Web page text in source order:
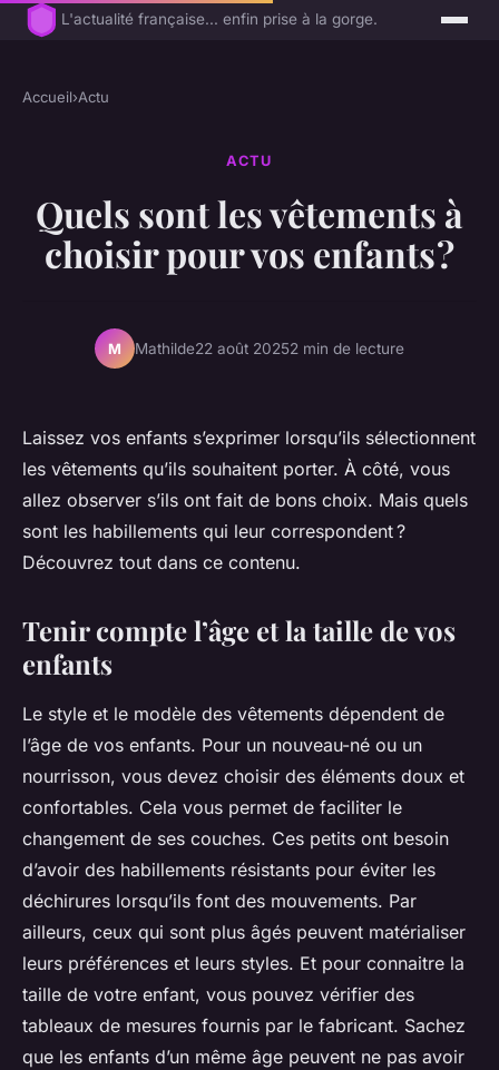
L'actualité française... enfin prise à la gorge.
Accueil›Actu
ACTU
Quels sont les vêtements à
choisir pour vos enfants ?
M Mathilde22 août 20252 min de lecture
Laissez vos enfants s’exprimer lorsqu’ils sélectionnent
les vêtements qu’ils souhaitent porter. À côté, vous
allez observer s’ils ont fait de bons choix. Mais quels
sont les habillements qui leur correspondent ?
Découvrez tout dans ce contenu.
Tenir compte l’âge et la taille de vos
enfants
Le style et le modèle des vêtements dépendent de
l’âge de vos enfants. Pour un nouveau-né ou un
nourrisson, vous devez choisir des éléments doux et
confortables. Cela vous permet de faciliter le
changement de ses couches. Ces petits ont besoin
d’avoir des habillements résistants pour éviter les
déchirures lorsqu’ils font des mouvements. Par
ailleurs, ceux qui sont plus âgés peuvent matérialiser
leurs préférences et leurs styles. Et pour connaitre la
taille de votre enfant, vous pouvez vérifier des
tableaux de mesures fournis par le fabricant. Sachez
que les enfants d’un même âge peuvent ne pas avoir